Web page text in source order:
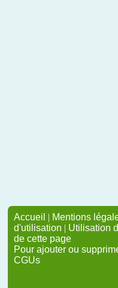
Accueil | Mentions
d'utilisation | Utilisation
de cette page
Pour ajouter ou
CGUs